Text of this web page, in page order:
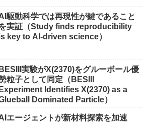
駆動科学では再現性が鍵であること
実証（Study finds reproducibility
key to AI-driven science）
BESIII実験がX(2370)をグルーボール優
粒子として同定（BESIII
Experiment Identifies X(2370) as a
Dominated Particle）
エージェントが新材料探索を加速